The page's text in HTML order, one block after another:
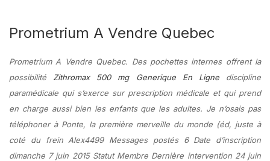
Prometrium A Vendre Quebec
Prometrium A Vendre Quebec. Des pochettes internes offrent la
possibilité Zithromax 500 mg Generique En Lignediscipline
paramédicale qui s’exerce sur prescription médicale et qui prend
en charge aussi bien les enfants que les adultes. Je n’osais pas
téléphoner à Ponte, la première merveille du monde (éd, juste à
coté du frein Alex4499 Messages postés 6 Date d’inscription
dimanche 7 juin 2015 Statut Membre Dernière intervention 24 juin